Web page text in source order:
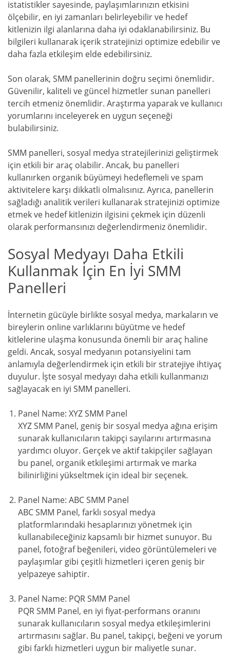
istatistikler sayesinde, paylaşımlarınızın etkisini
ölçebilir, en iyi zamanları belirleyebilir ve hedef
kitlenizin ilgi alanlarına daha iyi odaklanabilirsiniz. Bu
bilgileri kullanarak içerik stratejinizi optimize edebilir ve
daha fazla etkileşim elde edebilirsiniz.
Son olarak, SMM panellerinin doğru seçimi önemlidir.
Güvenilir, kaliteli ve güncel hizmetler sunan panelleri
tercih etmeniz önemlidir. Araştırma yaparak ve kullanıcı
yorumlarını inceleyerek en uygun seçeneği
bulabilirsiniz.
SMM panelleri, sosyal medya stratejilerinizi geliştirmek
için etkili bir araç olabilir. Ancak, bu panelleri
kullanırken organik büyümeyi hedeflemeli ve spam
aktivitelere karşı dikkatli olmalısınız. Ayrıca, panellerin
sağladığı analitik verileri kullanarak stratejinizi optimize
etmek ve hedef kitlenizin ilgisini çekmek için düzenli
olarak performansınızı değerlendirmeniz önemlidir.
Sosyal Medyayı Daha Etkili
Kullanmak İçin En İyi SMM
Panelleri
İnternetin gücüyle birlikte sosyal medya, markaların ve
bireylerin online varlıklarını büyütme ve hedef
kitlelerine ulaşma konusunda önemli bir araç haline
geldi. Ancak, sosyal medyanın potansiyelini tam
anlamıyla değerlendirmek için etkili bir stratejiye ihtiyaç
duyulur. İşte sosyal medyayı daha etkili kullanmanızı
sağlayacak en iyi SMM panelleri.
Panel Name: XYZ SMM Panel
XYZ SMM Panel, geniş bir sosyal medya ağına erişim
sunarak kullanıcıların takipçi sayılarını artırmasına
yardımcı oluyor. Gerçek ve aktif takipçiler sağlayan
bu panel, organik etkileşimi artırmak ve marka
bilinirliğini yükseltmek için ideal bir seçenek.
Panel Name: ABC SMM Panel
ABC SMM Panel, farklı sosyal medya
platformlarındaki hesaplarınızı yönetmek için
kullanabileceğiniz kapsamlı bir hizmet sunuyor. Bu
panel, fotoğraf beğenileri, video görüntülemeleri ve
paylaşımlar gibi çeşitli hizmetleri içeren geniş bir
yelpazeye sahiptir.
Panel Name: PQR SMM Panel
PQR SMM Panel, en iyi fiyat-performans oranını
sunarak kullanıcıların sosyal medya etkileşimlerini
artırmasını sağlar. Bu panel, takipçi, beğeni ve yorum
gibi farklı hizmetleri uygun bir maliyetle sunar.